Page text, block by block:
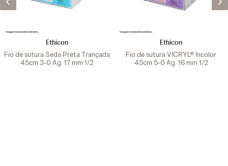
Ethicon
Fio de sutura Seda Preta Trançada
45cm 3-0 Ag. 17 mm 1/2
Ethicon
Fio de sutura VICRYL® Incolor
45cm 5-0 Ag. 16 mm 1/2